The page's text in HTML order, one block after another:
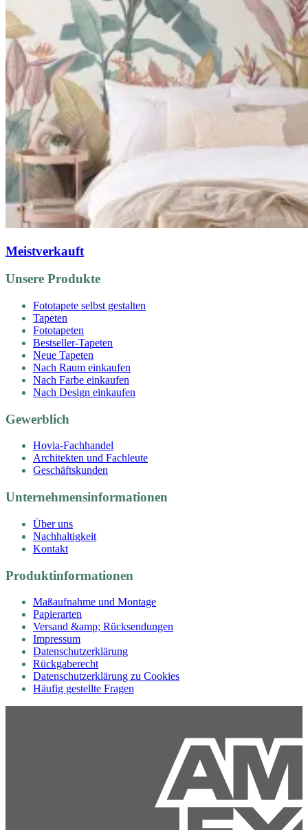
Meistverkauft
Unsere Produkte
Fototapete selbst gestalten
Tapeten
Fototapeten
Bestseller-Tapeten
Neue Tapeten
Nach Raum einkaufen
Nach Farbe einkaufen
Nach Design einkaufen
Gewerblich
Hovia-Fachhandel
Architekten und Fachleute
Geschäftskunden
Unternehmensinformationen
Über uns
Nachhaltigkeit
Kontakt
Produktinformationen
Maßaufnahme und Montage
Papierarten
Versand &amp; Rücksendungen
Impressum
Datenschutzerklärung
Rückgaberecht
Datenschutzerklärung zu Cookies
Häufig gestellte Fragen